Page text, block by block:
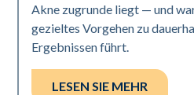
Akne zugrunde liegt — und
gezieltes Vorgehen zu
Ergebnissen führt.
LESEN SIE MEHR